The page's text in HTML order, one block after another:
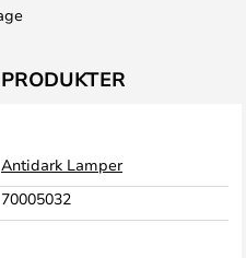
Antidark Lamper
70005032